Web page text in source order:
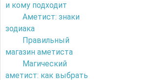
и кому подходит
Аметист: знаки
зодиака
Правильный
магазин аметиста
Магический
аметист: как выбрать